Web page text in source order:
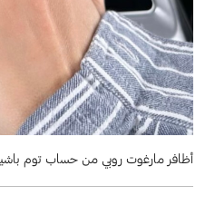
أظافر مارغوت روبي من حساب توم